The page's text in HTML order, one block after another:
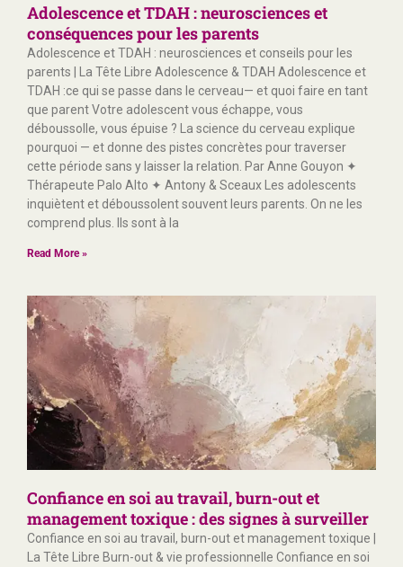
Adolescence et TDAH : neurosciences et
conséquences pour les parents
Adolescence et TDAH : neurosciences et conseils pour les
parents | La Tête Libre Adolescence & TDAH Adolescence et
TDAH :ce qui se passe dans le cerveau— et quoi faire en tant
que parent Votre adolescent vous échappe, vous
déboussolle, vous épuise ? La science du cerveau explique
pourquoi — et donne des pistes concrètes pour traverser
cette période sans y laisser la relation. Par Anne Gouyon ✦
Thérapeute Palo Alto ✦ Antony & Sceaux Les adolescents
inquiètent et déboussolent souvent leurs parents. On ne les
comprend plus. Ils sont à la
Read More »
Confiance en soi au travail, burn-out et
management toxique : des signes à surveiller
Confiance en soi au travail, burn-out et management toxique |
La Tête Libre Burn-out & vie professionnelle Confiance en soi